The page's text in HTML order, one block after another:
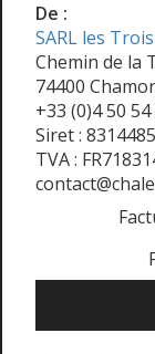
De :
SARL les
Chemin de la
74400
+33 (0)4 50 54
Siret :
TVA :